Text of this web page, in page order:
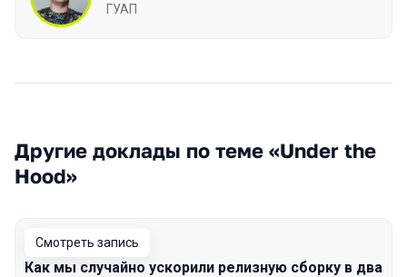
ГУАП
Другие доклады по теме «Under the
Hood»
Смотреть запись
Как мы случайно ускорили релизную сборку в два